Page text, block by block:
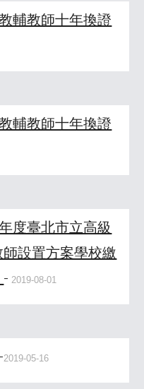
輔教師十年換證
輔教師十年換證
度臺北市立高級
設置方案學校繳
- 2019-08-01
-2019-05-16